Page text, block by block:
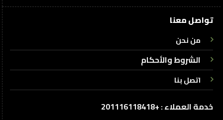
تواصل معنا
من نحن
الشروط والأحكام
اتصل بنا
خدمة العملاء : +201116118418